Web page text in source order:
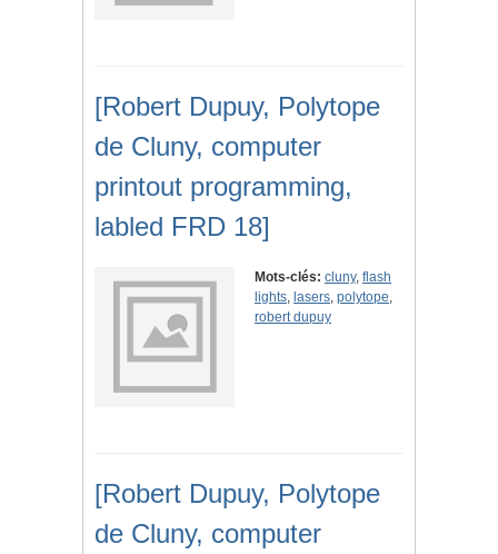
[Robert Dupuy, Polytope
de Cluny, computer
printout programming,
labled FRD 18]
Mots-clés: cluny, flash
lights, lasers, polytope,
robert dupuy
[Robert Dupuy, Polytope
de Cluny, computer